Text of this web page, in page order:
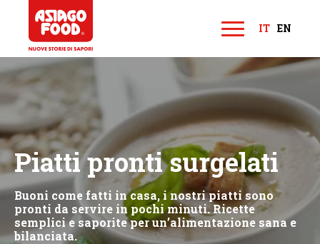
M
n
u
IT EN
Piatti pronti surgelati
Buoni come fatti in casa, i nostri piatti sono
pronti da servire in pochi minuti. Ricette
semplici e saporite per un’alimentazione sana e
bilanciata.